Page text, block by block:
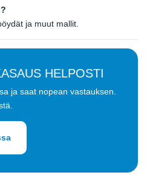
ja muut mallit.
HELPOSTI
ja saat nopean vastauksen.